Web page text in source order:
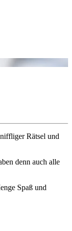
Rätsel und
denn auch alle
Spaß und